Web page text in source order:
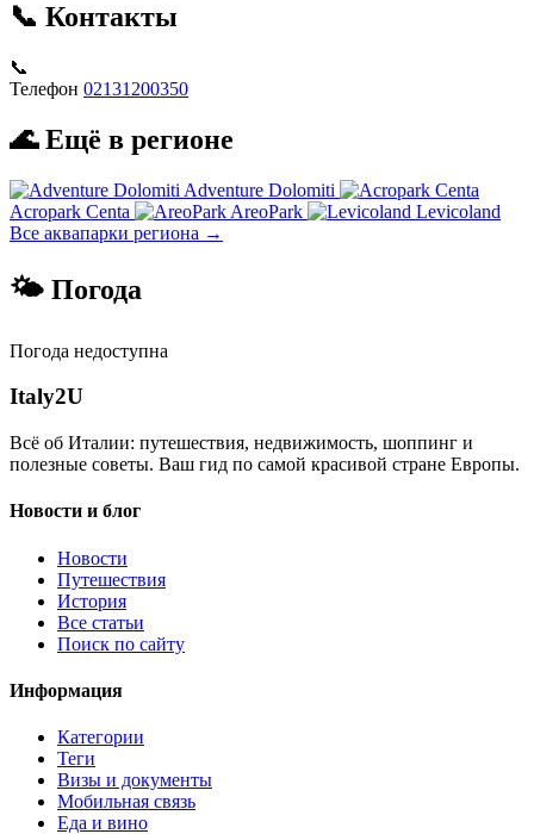
📞 Контакты
📞
Телефон 02131200350
🌊 Ещё в регионе
Adventure Dolomiti
Acropark Centa
AreoPark
Levicoland
Все аквапарки региона →
🌤 Погода
Погода недоступна
Italy2U
Всё об Италии: путешествия, недвижимость, шоппинг и
полезные советы. Ваш гид по самой красивой стране Европы.
Новости и блог
Новости
Путешествия
История
Все статьи
Поиск по сайту
Информация
Категории
Теги
Визы и документы
Мобильная связь
Еда и вино